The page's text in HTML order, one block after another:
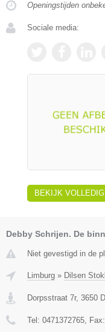
Openingstijden
Sociale media:
BEKIJK VOLLEDIG
Debby Schrijen. De
Niet gevestigd in de
Limburg » Dilsen
Dorpsstraat 7r, 3650
Tel: 0471372765 , Fax: